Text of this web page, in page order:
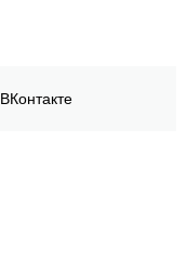
ВКонтакте